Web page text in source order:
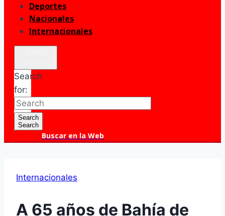
Deportes
Nacionales
Internacionales
Search
for:
Search
Search
Buscar en la Web
Internacionales
A 65 años de Bahía de